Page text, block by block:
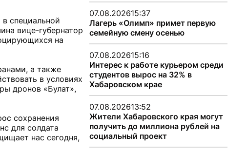
специальной
вице-губернатор
на
а также
в условиях
дронов «Булат»,
сохранения
для солдата
нас сегодня,
07.08.202615:37
Лагерь «Олимп» примет первую
семейную смену осенью
07.08.202615:16
Интерес к работе курьером среди
студентов вырос на 32% в
Хабаровском крае
07.08.202613:52
Жители Хабаровского края могут
получить до миллиона рублей на
социальный проект